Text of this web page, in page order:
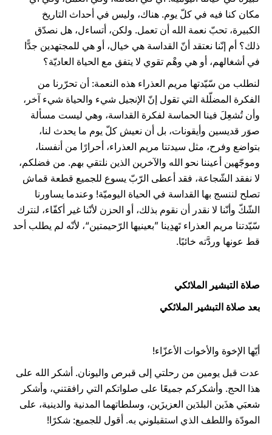
مكان كنا فيه في كلّ يوم. هناك، وليس في أحداث التاريخ
الكبيرة، تحبّ نعمة الله أن تعمل. ولكن، أتساءل، هل نصدّق
ذلك؟ أم إنّنا نعتقد أنّ القداسة هي خيال، أو هي للمجتهدين جدًّا
في أشغالهم، أو هي وهْم تقوي لا يتفق مع الحياة العاديّة؟
لنطلب من سّيّدتها مريم العذراء هذه النعمة: أن تحرّرنا من
الفكرة المضلّلة التي تقول إنّ الإنجيل شيء والحياة شيء آخر،
وأن تُشعِلَ فينا الحماسة لفكرة القداسة، وهي ليست مسألة
صوَر قديسين وأيقونات، بل أن نعيش كلّ يوم ما يحدث لنا،
بتواضع وفرح، مثل سيدتنا مريم العذراء، أحرارًا من أنفسنا،
وموجّهين أعيننا نحو الله والآخرين الذين نلتقي بهم. من فضلكم،
لا نفقد الشّجاعة، فقد أعطى الرّبّ يسوع للجميع قطعة قماش
تصلح لننسج بها القداسة في الحياة اليوميّة! وعندما يساورنا
الشّكّ وأنّنا لا نقدر أن نقوم بذلك، أو الحزن لأنّنا غير أكفّاء، لنترك
سّيّدتنا مريم العذراء تَهدِينا ”بعينيها الرّحيمتين“، لأنّه لم يطلب أحد
قط عونها وردَّته خائبًا.
صلاة التبشير الملائكي
بعد صلاة التبشير الملائكي
أيّها الإخوة والأخوات الأعزّاء!
عدت قبل يومين من رحلتي إلى قبرص واليونان. أشكر الله على
هذا الحج. وأشكركم جميعًا على صلواتكم التي رافقتني، وأشكر
شعبَي هذَين البلدَين العزيزَين، وسلطاتهما المدنية والدينية، على
المودّة واللطف الذي استقبلوني به. أقول للجميع: شكرًا!